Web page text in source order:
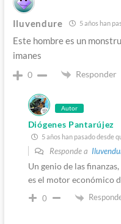
Iluvendure 5 años han
Este hombre es un
imanes
0 Responder
Autor
Diógenes Pantarújez
5 años han pasado desde
Responde a
Un genio de las
es el motor económico
0